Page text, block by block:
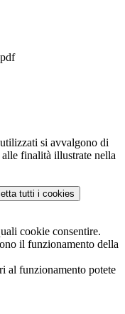
si avvalgono di
finalità illustrate nella
tutti i cookies
cookie consentire.
il funzionamento della
al funzionamento potete